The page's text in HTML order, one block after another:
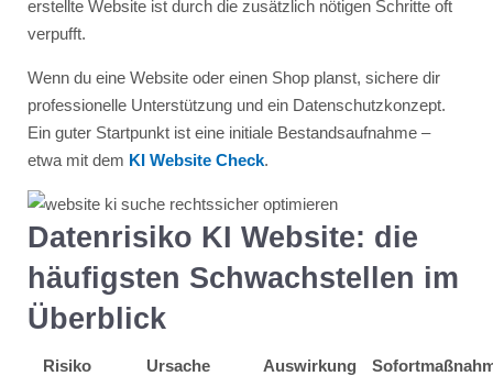
erstellte Website ist durch die zusätzlich nötigen Schritte oft
verpufft.
Wenn du eine Website oder einen Shop planst, sichere dir
professionelle Unterstützung und ein Datenschutzkonzept.
Ein guter Startpunkt ist eine initiale Bestandsaufnahme –
etwa mit dem KI Website Check.
Datenrisiko KI Website: die
häufigsten Schwachstellen im
Überblick
Risiko Ursache Auswirkung